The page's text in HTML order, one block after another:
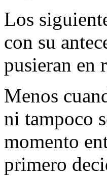
Los
con su
pusieran en
Menos
ni tampoco
momento
primero